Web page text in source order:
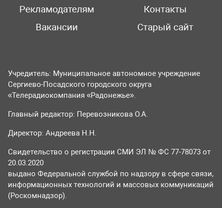
Рекламодателям
Контакты
Вакансии
Старый сайт
Учредитель: Муниципальное автономное учреждение
Сергиево-Посадского городского округа
«Телерадиокомпания «Радонежье».
Главный редактор: Перевозникова О.А.
Директор: Андреева Н.Н.
Свидетельство о регистрации СМИ ЭЛ № ФС 77-78073 от
20.03.2020
выдано Федеральной службой по надзору в сфере связи,
информационных технологий и массовых коммуникаций
(Роскомнадзор).